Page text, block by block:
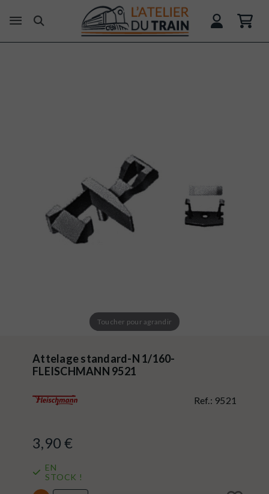
Toucher pour agrandir
Attelage standard-N 1/160-
FLEISCHMANN 9521
Ref.: 9521
3,90 €
EN
STOCK !